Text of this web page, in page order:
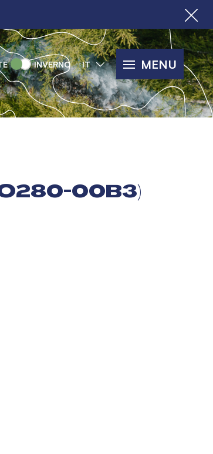
INVERNO IT MENU
00B3)